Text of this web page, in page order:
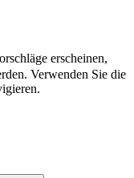
erscheinen,
Verwenden Sie die